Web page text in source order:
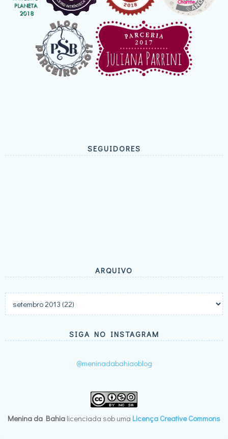
SEGUIDORES
ARQUIVO
SIGA NO INSTAGRAM
@meninadabahiaoblog
Menina da Bahia licenciada sob uma Licença Creative Commons